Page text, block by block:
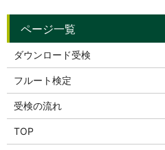
ダウンロード受検
フルート検定
受検の流れ
TOP